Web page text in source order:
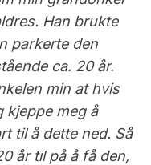
Han brukte
parkerte den
ca. 20 år.
min at hvis
kjeppe meg å
til å dette ned. Så
år til på å få den,